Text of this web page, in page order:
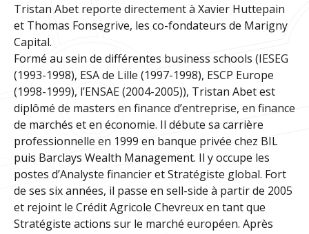
Tristan Abet reporte directement à Xavier Huttepain
et Thomas Fonsegrive, les co-fondateurs de Marigny
Capital.
Formé au sein de différentes business schools (IESEG
(1993-1998), ESA de Lille (1997-1998), ESCP Europe
(1998-1999), l’ENSAE (2004-2005)), Tristan Abet est
diplômé de masters en finance d’entreprise, en finance
de marchés et en économie. Il débute sa carrière
professionnelle en 1999 en banque privée chez BIL
puis Barclays Wealth Management. Il y occupe les
postes d’Analyste financier et Stratégiste global. Fort
de ses six années, il passe en sell-side à partir de 2005
et rejoint le Crédit Agricole Chevreux en tant que
Stratégiste actions sur le marché européen. Après